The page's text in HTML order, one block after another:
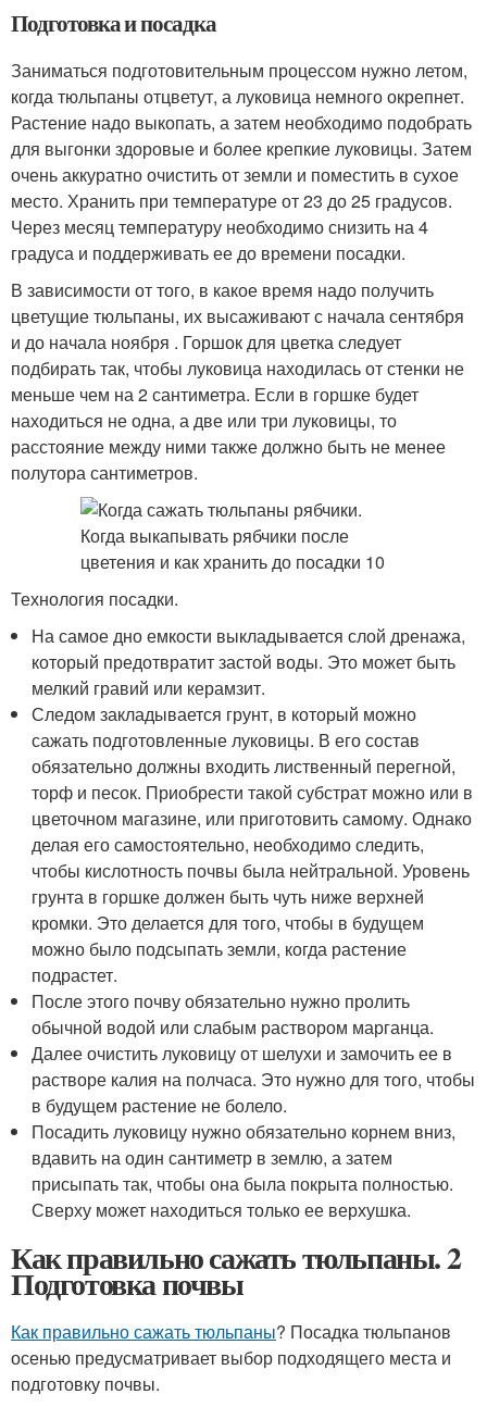
Подготовка и посадка
Заниматься подготовительным процессом нужно летом,
когда тюльпаны отцветут, а луковица немного окрепнет.
Растение надо выкопать, а затем необходимо подобрать
для выгонки здоровые и более крепкие луковицы. Затем
очень аккуратно очистить от земли и поместить в сухое
место. Хранить при температуре от 23 до 25 градусов.
Через месяц температуру необходимо снизить на 4
градуса и поддерживать ее до времени посадки.
В зависимости от того, в какое время надо получить
цветущие тюльпаны, их высаживают с начала сентября
и до начала ноября . Горшок для цветка следует
подбирать так, чтобы луковица находилась от стенки не
меньше чем на 2 сантиметра. Если в горшке будет
находиться не одна, а две или три луковицы, то
расстояние между ними также должно быть не менее
полутора сантиметров.
Технология посадки.
На самое дно емкости выкладывается слой дренажа,
который предотвратит застой воды. Это может быть
мелкий гравий или керамзит.
Следом закладывается грунт, в который можно
сажать подготовленные луковицы. В его состав
обязательно должны входить лиственный перегной,
торф и песок. Приобрести такой субстрат можно или в
цветочном магазине, или приготовить самому. Однако
делая его самостоятельно, необходимо следить,
чтобы кислотность почвы была нейтральной. Уровень
грунта в горшке должен быть чуть ниже верхней
кромки. Это делается для того, чтобы в будущем
можно было подсыпать земли, когда растение
подрастет.
После этого почву обязательно нужно пролить
обычной водой или слабым раствором марганца.
Далее очистить луковицу от шелухи и замочить ее в
растворе калия на полчаса. Это нужно для того, чтобы
в будущем растение не болело.
Посадить луковицу нужно обязательно корнем вниз,
вдавить на один сантиметр в землю, а затем
присыпать так, чтобы она была покрыта полностью.
Сверху может находиться только ее верхушка.
Как правильно сажать тюльпаны. 2
Подготовка почвы
Как правильно сажать тюльпаны? Посадка тюльпанов
осенью предусматривает выбор подходящего места и
подготовку почвы.